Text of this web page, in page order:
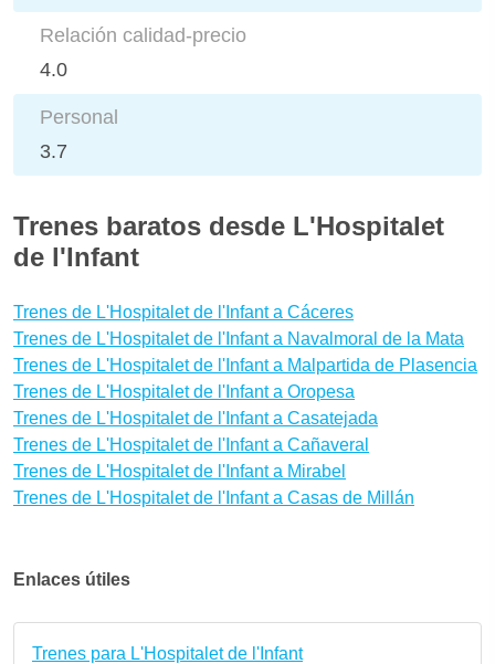
Relación calidad-precio
4.0
Personal
3.7
Trenes baratos desde L'Hospitalet
de l'Infant
Trenes de L'Hospitalet de l'Infant a Cáceres
Trenes de L'Hospitalet de l'Infant a Navalmoral de la Mata
Trenes de L'Hospitalet de l'Infant a Malpartida de Plasencia
Trenes de L'Hospitalet de l'Infant a Oropesa
Trenes de L'Hospitalet de l'Infant a Casatejada
Trenes de L'Hospitalet de l'Infant a Cañaveral
Trenes de L'Hospitalet de l'Infant a Mirabel
Trenes de L'Hospitalet de l'Infant a Casas de Millán
Enlaces útiles
Trenes para L'Hospitalet de l'Infant